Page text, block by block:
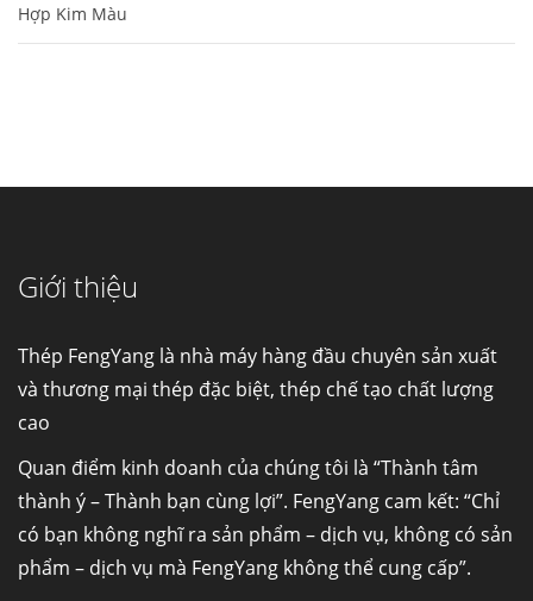
Hợp Kim Màu
Giới thiệu
Thép FengYang là nhà máy hàng đầu chuyên sản xuất
và thương mại thép đặc biệt, thép chế tạo chất lượng
cao
Quan điểm kinh doanh của chúng tôi là “Thành tâm
thành ý – Thành bạn cùng lợi”. FengYang cam kết: “Chỉ
có bạn không nghĩ ra sản phẩm – dịch vụ, không có sản
phẩm – dịch vụ mà FengYang không thể cung cấp”.
máy...
Hợp kim N06625 là hợp kim chịu
nhiệt,...
Mua inox ở đâu chất lượng giá tốt? Gọi ngay